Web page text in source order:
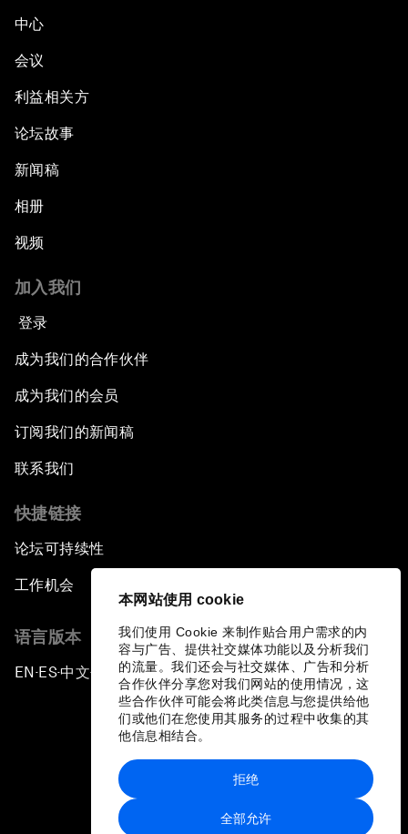
本网站使用 cookie
我们使用 Cookie 来制作贴合用户需求的内
容与广告、提供社交媒体功能以及分析我们
的流量。我们还会与社交媒体、广告和分析
合作伙伴分享您对我们网站的使用情况，这
些合作伙伴可能会将此类信息与您提供给他
们或他们在您使用其服务的过程中收集的其
他信息相结合。
全部允许
拒绝
中心
会议
利益相关方
论坛故事
新闻稿
相册
视频
加入我们
登录
成为我们的合作伙伴
成为我们的会员
订阅我们的新闻稿
联系我们
快捷链接
论坛可持续性
工作机会
语言版本
EN ▪ES▪中文▪ 日本語
站点地图